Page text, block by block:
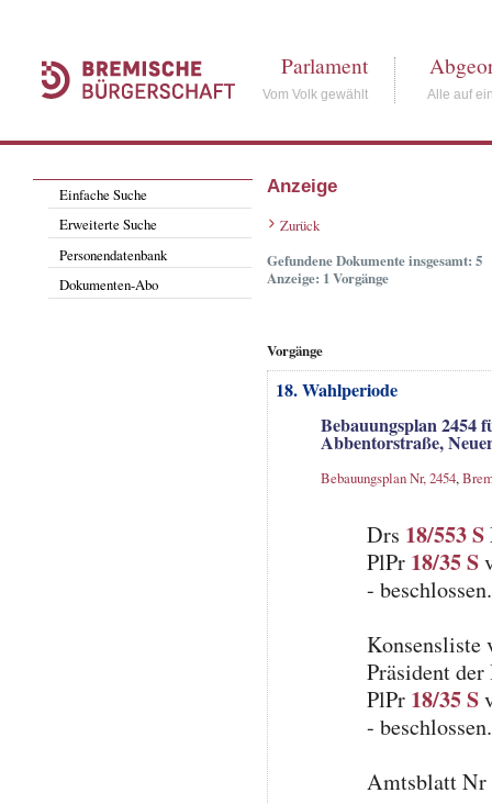
Parlament
Vom Volk gewählt Alle auf
Einfache Suche
Erweiterte Suche
Personendatenbank
Dokumenten-Abo
Anzeige
Zurück
Gefundene Dokumente insgesamt: 5
Anzeige: 1 Vorgänge
Vorgänge
18. Wahlperiode
Bebauungsplan 2454
Abbentorstraße,
Bebauungsplan Nr, 2454,
Drs 18/553 S
PlPr 18/35 S
-
Konsensliste
Präsident der
PlPr 18/35 S
-
Amtsblatt Nr